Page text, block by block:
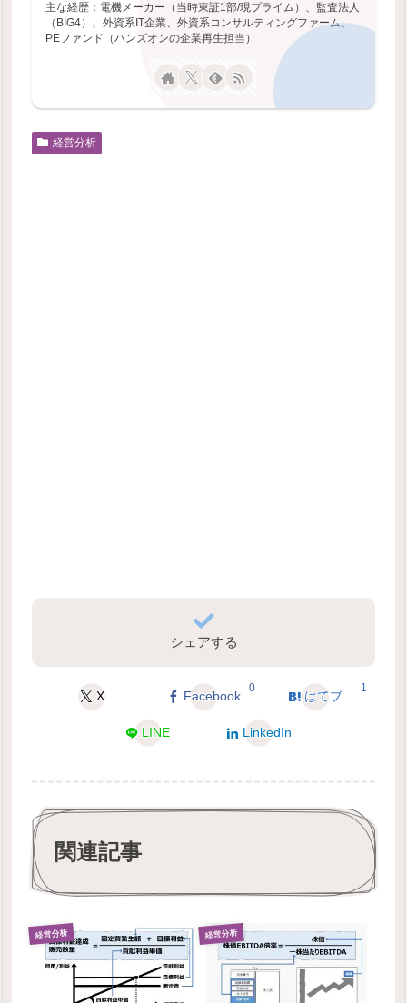
主な経歴：電機メーカー（当時東証1部/現プライム）、監査法人
（BIG4）、外資系IT企業、外資系コンサルティングファーム、
PEファンド（ハンズオンの企業再生担当）
経営分析
シェアする
X Facebook
0
はてブ
1
LINE LinkedIn
関連記事
経営分析 経営分析